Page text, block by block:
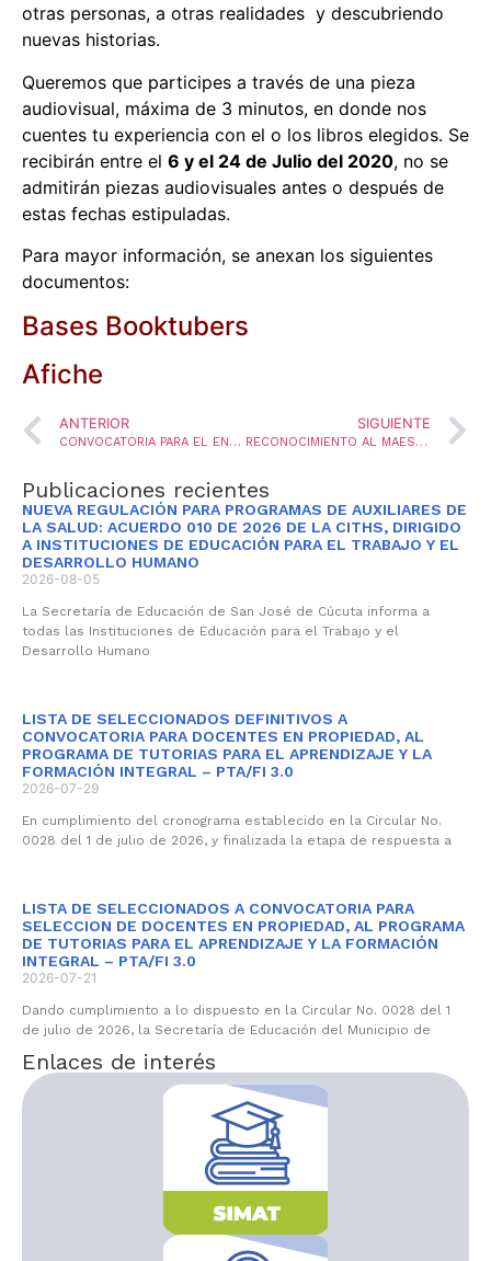
otras personas, a otras realidades y descubriendo
nuevas historias.
Queremos que participes a través de una pieza
audiovisual, máxima de 3 minutos, en donde nos
cuentes tu experiencia con el o los libros elegidos. Se
recibirán entre el 6 y el 24 de Julio del 2020, no se
admitirán piezas audiovisuales antes o después de
estas fechas estipuladas.
Para mayor información, se anexan los siguientes
documentos:
Bases Booktubers
Afiche
ANTERIOR
CONVOCATORIA PARA EL ENCARGO DE PROVISIÓN DE TRES VACANTES DEFINITIVAS O TEMPORALES DEL CARGO COORDINADOR
SIGUIENTE
RECONOCIMIENTO AL MAESTRO EN SU DIA
Publicaciones recientes
NUEVA REGULACIÓN PARA PROGRAMAS DE AUXILIARES DE
LA SALUD: ACUERDO 010 DE 2026 DE LA CITHS, DIRIGIDO
A INSTITUCIONES DE EDUCACIÓN PARA EL TRABAJO Y EL
DESARROLLO HUMANO
2026-08-05
La Secretaría de Educación de San José de Cúcuta informa a
todas las Instituciones de Educación para el Trabajo y el
Desarrollo Humano
LISTA DE SELECCIONADOS DEFINITIVOS A
CONVOCATORIA PARA DOCENTES EN PROPIEDAD, AL
PROGRAMA DE TUTORIAS PARA EL APRENDIZAJE Y LA
FORMACIÓN INTEGRAL – PTA/FI 3.0
2026-07-29
En cumplimiento del cronograma establecido en la Circular No.
0028 del 1 de julio de 2026, y finalizada la etapa de respuesta a
LISTA DE SELECCIONADOS A CONVOCATORIA PARA
SELECCION DE DOCENTES EN PROPIEDAD, AL PROGRAMA
DE TUTORIAS PARA EL APRENDIZAJE Y LA FORMACIÓN
INTEGRAL – PTA/FI 3.0
2026-07-21
Dando cumplimiento a lo dispuesto en la Circular No. 0028 del 1
de julio de 2026, la Secretaría de Educación del Municipio de
Enlaces de interés